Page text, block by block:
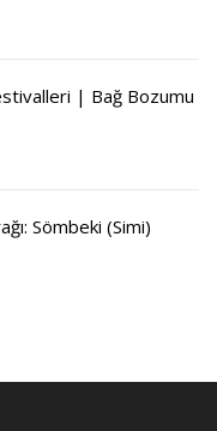
| Bağ Bozumu
Sömbeki (Simi)